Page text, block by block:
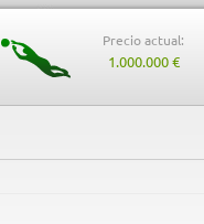
Precio actual:
1.000.000 €